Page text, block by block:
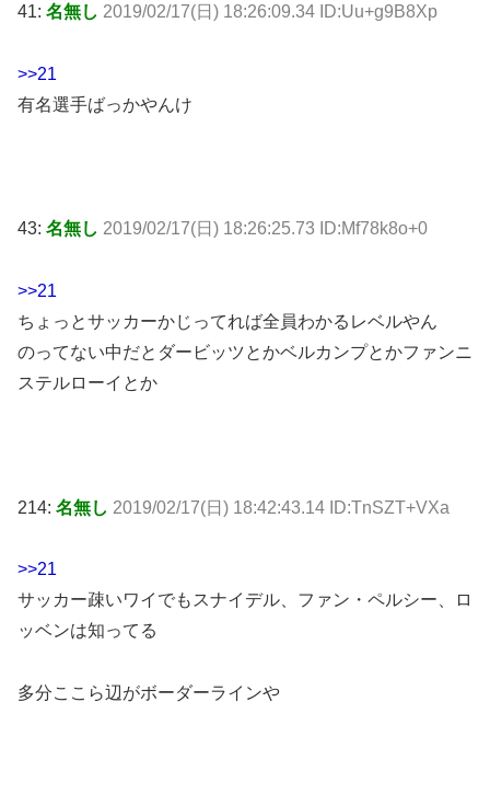
41: 名無し 2019/02/17(日) 18:26:09.34 ID:Uu+g9B8Xp
>>21
有名選手ばっかやんけ
43: 名無し 2019/02/17(日) 18:26:25.73 ID:Mf78k8o+0
>>21
ちょっとサッカーかじってれば全員わかるレベルやん
のってない中だとダービッツとかベルカンプとかファンニ
ステルローイとか
214: 名無し 2019/02/17(日) 18:42:43.14 ID:TnSZT+VXa
>>21
サッカー疎いワイでもスナイデル、ファン・ペルシー、ロ
ッベンは知ってる
多分ここら辺がボーダーラインや